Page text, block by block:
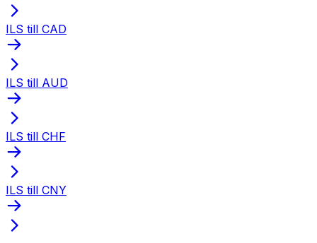
ILS till CAD
ILS till AUD
ILS till CHF
ILS till CNY